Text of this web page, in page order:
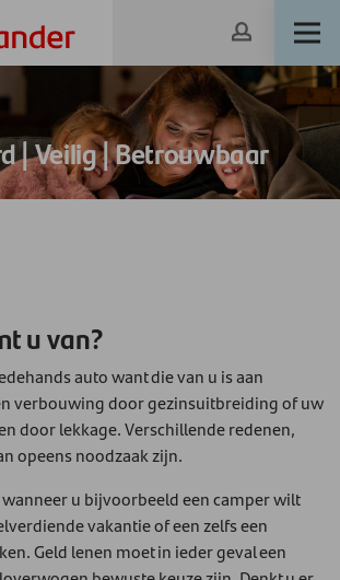
| Veilig | Betrouwbaar
u van?
auto want die van u is aan
verbouwing door gezinsuitbreiding of uw
door lekkage. Verschillende redenen,
opeens noodzaak zijn.
u bijvoorbeeld een camper wilt
vakantie of een zelfs een
Geld lenen moet in ieder geval een